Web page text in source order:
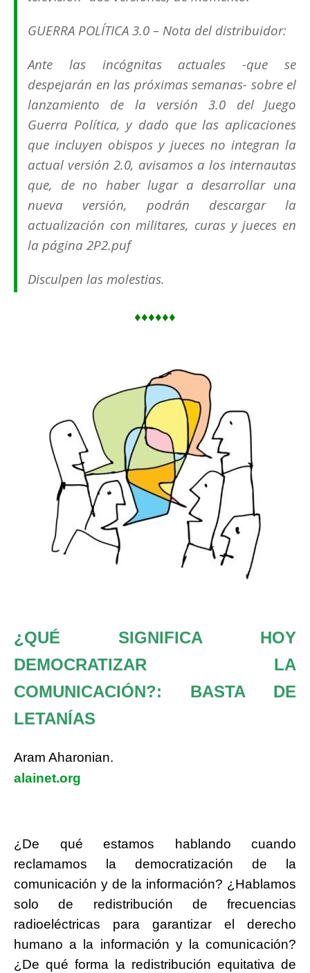
GUERRA POLÍTICA 3.0 – Nota del distribuidor:
Ante las incógnitas actuales -que se
despejarán en las próximas semanas- sobre el
lanzamiento de la versión 3.0 del Juego
Guerra Política, y dado que las aplicaciones
que incluyen obispos y jueces no integran la
actual versión 2.0, avisamos a los internautas
que, de no haber lugar a desarrollar una
nueva versión, podrán descargar la
actualización con militares, curas y jueces en
la página 2P2.puf
Disculpen las molestias.
♦♦♦♦♦♦
¿QUÉ SIGNIFICA HOY
DEMOCRATIZAR LA
COMUNICACIÓN?: BASTA DE
LETANÍAS
Aram Aharonian.
alainet.org
¿De qué estamos hablando cuando
reclamamos la democratización de la
comunicación y de la información? ¿Hablamos
solo de redistribución de frecuencias
radioeléctricas para garantizar el derecho
humano a la información y la comunicación?
¿De qué forma la redistribución equitativa de